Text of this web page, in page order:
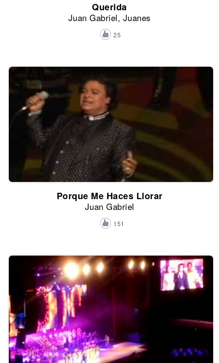
Querida
Juan Gabriel, Juanes
25
Porque Me Haces Llorar
Juan Gabriel
151